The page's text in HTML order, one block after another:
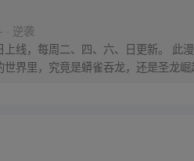
· 逆袭
上线，每周二、四、六、日更新。 此
界里，究竟是蟒雀吞龙，还是圣龙崛